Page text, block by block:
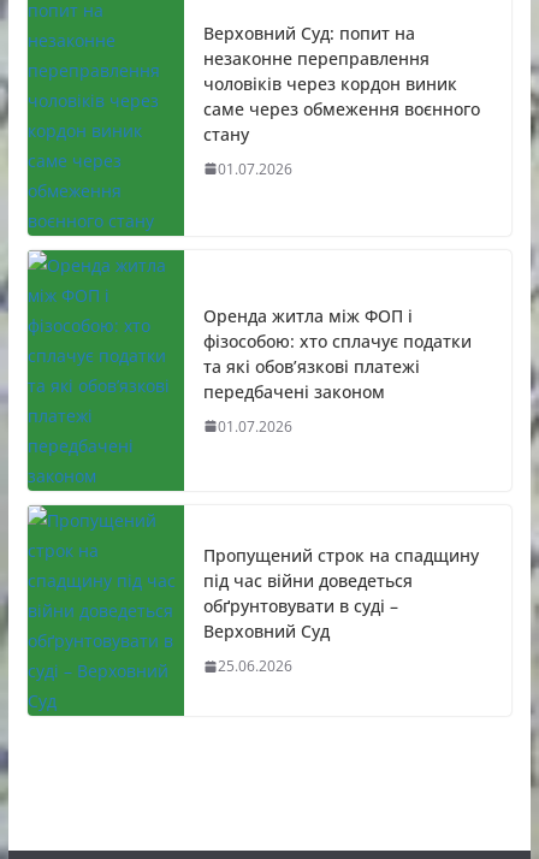
Верховний Суд: попит на
незаконне переправлення
чоловіків через кордон виник
саме через обмеження воєнного
стану
01.07.2026
Оренда житла між ФОП і
фізособою: хто сплачує податки
та які обов’язкові платежі
передбачені законом
01.07.2026
Пропущений строк на спадщину
під час війни доведеться
обґрунтовувати в суді –
Верховний Суд
25.06.2026